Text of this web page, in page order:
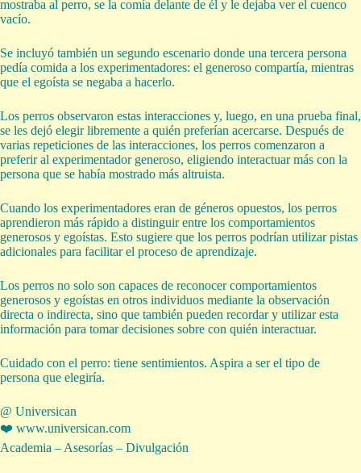
mostraba al perro, se la comía delante de él y le dejaba ver el cuenco
vacío.
Se incluyó también un segundo escenario donde una tercera persona
pedía comida a los experimentadores: el generoso compartía, mientras
que el egoísta se negaba a hacerlo.
Los perros observaron estas interacciones y, luego, en una prueba final,
se les dejó elegir libremente a quién preferían acercarse. Después de
varias repeticiones de las interacciones, los perros comenzaron a
preferir al experimentador generoso, eligiendo interactuar más con la
persona que se había mostrado más altruista.
Cuando los experimentadores eran de géneros opuestos, los perros
aprendieron más rápido a distinguir entre los comportamientos
generosos y egoístas. Esto sugiere que los perros podrían utilizar pistas
adicionales para facilitar el proceso de aprendizaje.
Los perros no solo son capaces de reconocer comportamientos
generosos y egoístas en otros individuos mediante la observación
directa o indirecta, sino que también pueden recordar y utilizar esta
información para tomar decisiones sobre con quién interactuar.
Cuidado con el perro: tiene sentimientos. Aspira a ser el tipo de
persona que elegiría.
@ Universican
❤️ www.universican.com
Academia – Asesorías – Divulgación